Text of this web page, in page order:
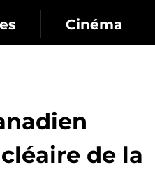
Cinéma
de la